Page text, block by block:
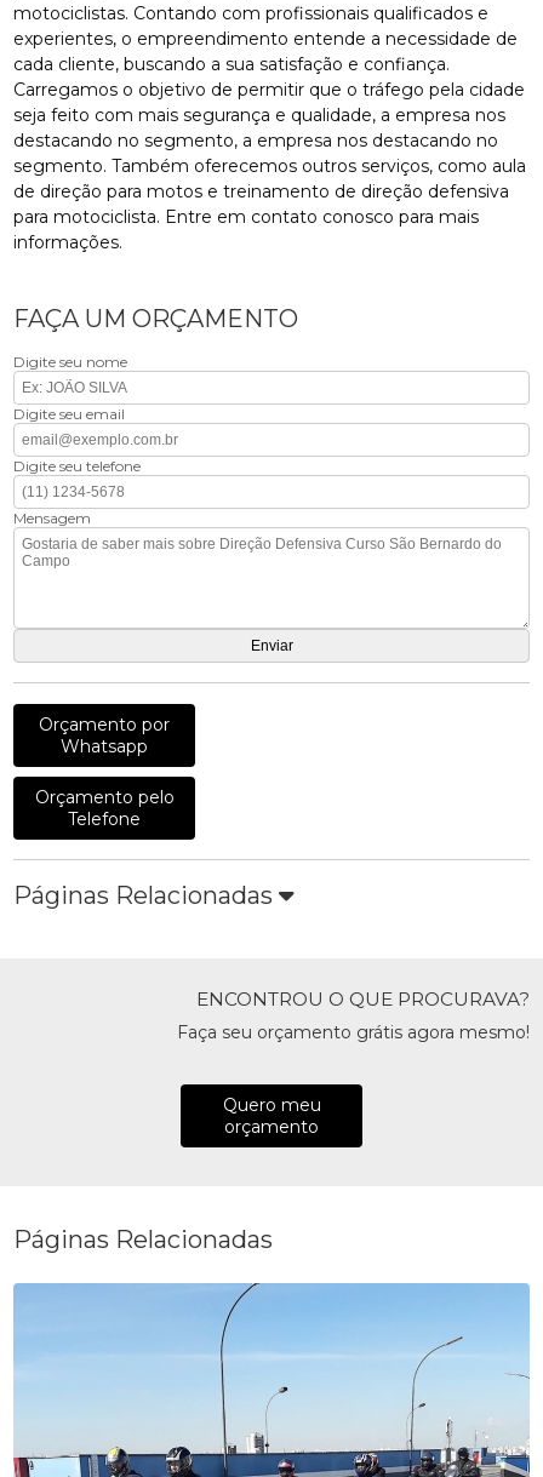
motociclistas. Contando com profissionais qualificados e
experientes, o empreendimento entende a necessidade de
cada cliente, buscando a sua satisfação e confiança.
Carregamos o objetivo de permitir que o tráfego pela cidade
seja feito com mais segurança e qualidade, a empresa nos
destacando no segmento, a empresa nos destacando no
segmento. Também oferecemos outros serviços, como aula
de direção para motos e treinamento de direção defensiva
para motociclista. Entre em contato conosco para mais
informações.
FAÇA UM ORÇAMENTO
Digite seu nome
Digite seu email
Digite seu telefone
Mensagem
Orçamento por
Whatsapp
Orçamento pelo
Telefone
Páginas Relacionadas
ENCONTROU O QUE PROCURAVA?
Faça seu orçamento grátis agora mesmo!
Quero meu
orçamento
Páginas Relacionadas